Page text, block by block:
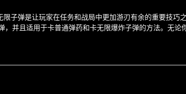
限子弹是让玩家在任务和战局中更加游刃有余的重要技巧
，并且适用于卡普通弹药和卡无限爆炸子弹的方法。无论